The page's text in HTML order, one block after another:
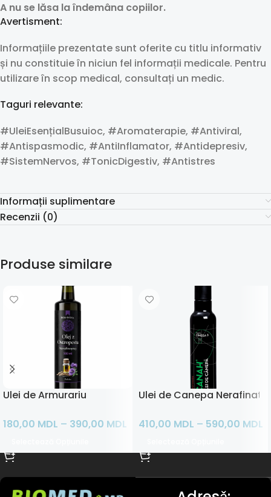
A nu se lăsa la îndemâna copiilor.
Avertisment:
Informațiile prezentate sunt oferite cu titlu informativ
și nu constituie în niciun fel informații medicale. Pentru
utilizare în scop medical, consultați un medic.
Taguri relevante:
#UleiEsențialBusuioc, #Aromaterapie, #Antiviral,
#Antispasmodic, #AntiInflamator, #Antidepresiv,
#SistemNervos, #TonicDigestiv, #Antistres
Informații suplimentare
Recenzii (0)
Produse similare
Ulei de Armurariu
180,00 MDL – 390,00 MDL
Ulei de Canepa Nerafinat
410,00 MDL – 590,00 MDL